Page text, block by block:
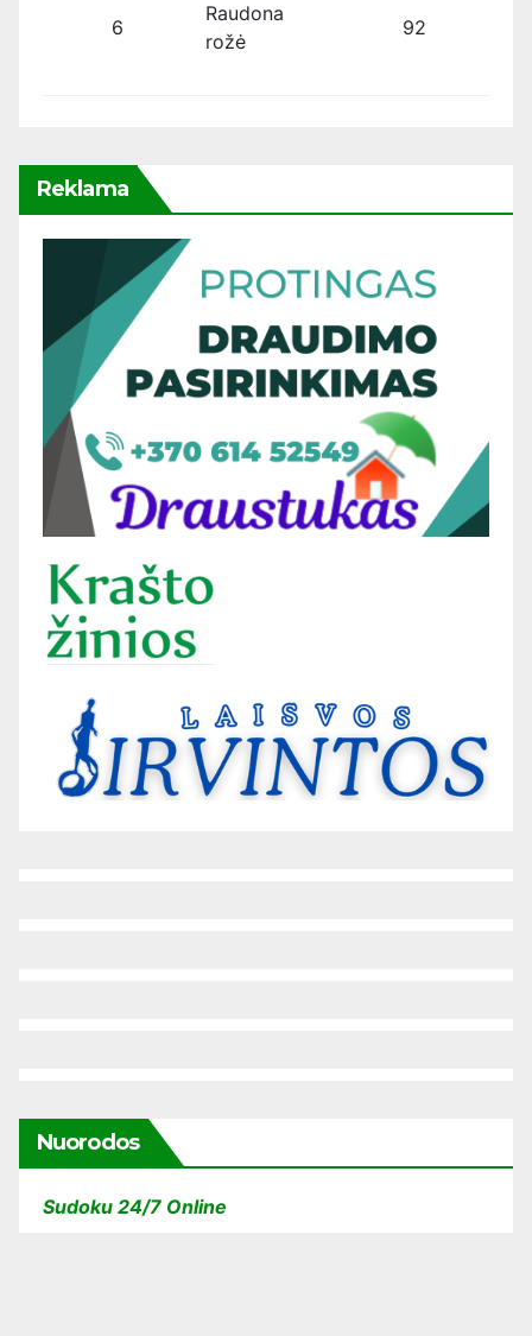
6
Raudona
rožė
92
Reklama
Nuorodos
Sudoku 24/7 Online